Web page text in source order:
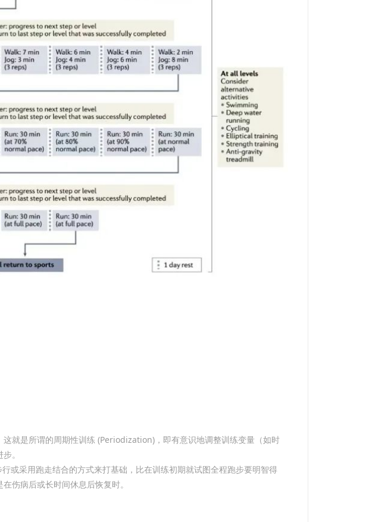
就是所谓的周期性训练 (Periodization)，即有意识地调整训练变量（如时
。
或采用跑走结合的方式来打基础，比在训练初期就试图全程跑步要明智得
伤病后或长时间休息后恢复时。